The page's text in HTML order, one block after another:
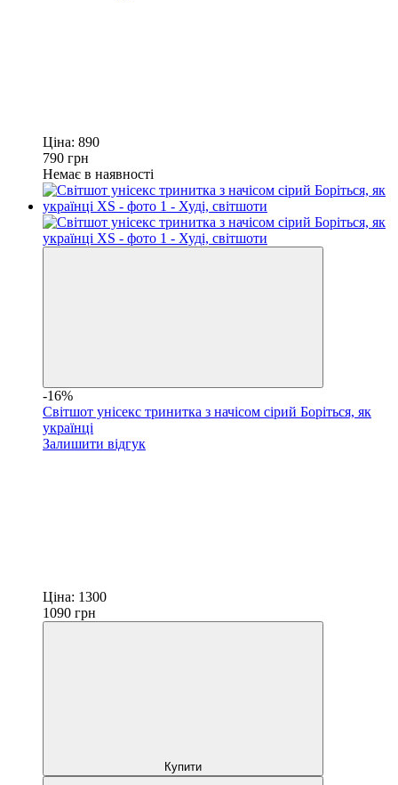
Ціна: 890
790 грн
Немає в наявності
-16%
Світшот унісекс тринитка з начісом сірий Боріться, як
українці
Залишити відгук
Ціна: 1300
1090 грн
Купити